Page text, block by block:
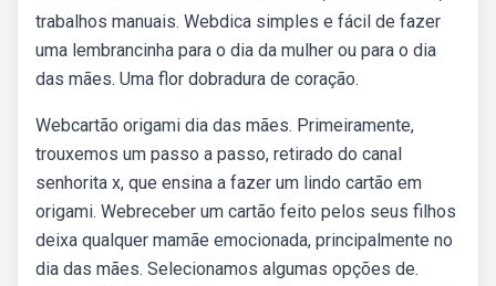
trabalhos manuais. Webdica simples e fácil de fazer
uma lembrancinha para o dia da mulher ou para o dia
das mães. Uma flor dobradura de coração.
Webcartão origami dia das mães. Primeiramente,
trouxemos um passo a passo, retirado do canal
senhorita x, que ensina a fazer um lindo cartão em
origami. Webreceber um cartão feito pelos seus filhos
deixa qualquer mamãe emocionada, principalmente no
dia das mães. Selecionamos algumas opções de.